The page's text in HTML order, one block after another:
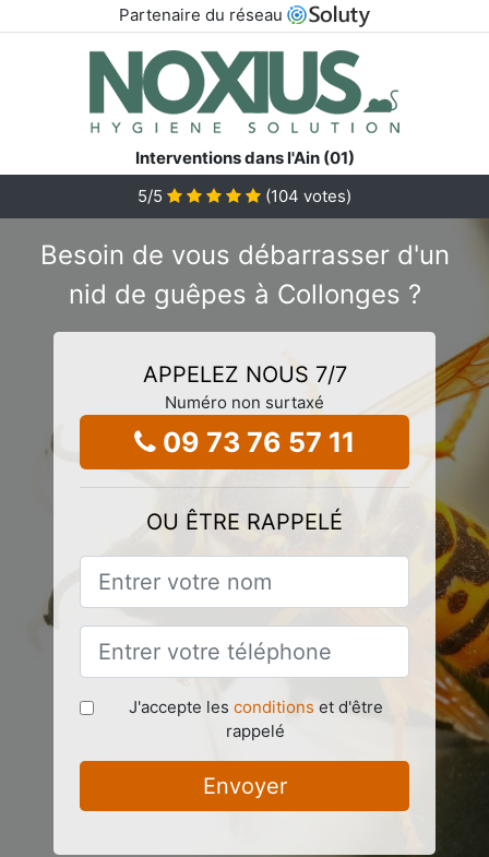
Partenaire du réseau
Interventions dans l'Ain (01)
5/5 (104 votes)
Besoin de vous débarrasser d'un
nid de guêpes à Collonges ?
APPELEZ NOUS 7/7
Numéro non surtaxé
09 73 76 57 11
OU ÊTRE RAPPELÉ
J'accepte les conditions et d'être
rappelé
Envoyer